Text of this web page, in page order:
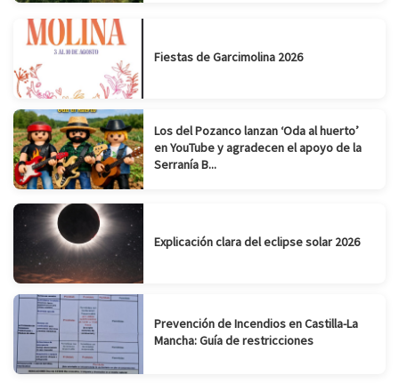
Fiestas de Garcimolina 2026
Los del Pozanco lanzan ‘Oda al huerto’
en YouTube y agradecen el apoyo de la
Serranía B...
Explicación clara del eclipse solar 2026
Prevención de Incendios en Castilla-La
Mancha: Guía de restricciones